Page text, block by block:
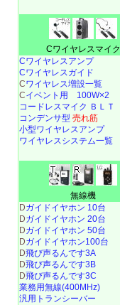
Cワイヤレスマイク
Cワイヤレスアンプ
Cワイヤレスガイド
Cワイヤレス増設一覧
Cイベント用 100W×2
コードレスマイク ＢＬＴ
コンデンサ型 売れ筋
小型ワイヤレスアンプ
ワイヤレスシステム一覧
無線機
Dガイドイヤホン 10台
Dガイドイヤホン 20台
Dガイドイヤホン 50台
Dガイドイヤホン100台
D飛び声るんです3A
D飛び声るんです3B
D飛び声るんです3C
業務用無線(400MHz)
汎用トランシーバー